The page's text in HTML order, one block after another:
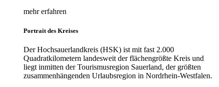
mehr erfahren
Portrait des Kreises
Der Hochsauerlandkreis (HSK) ist mit fast 2.000
Quadratkilometern landesweit der flächengrößte Kreis und
liegt inmitten der Tourismusregion Sauerland, der größten
zusammenhängenden Urlaubsregion in Nordrhein-Westfalen.